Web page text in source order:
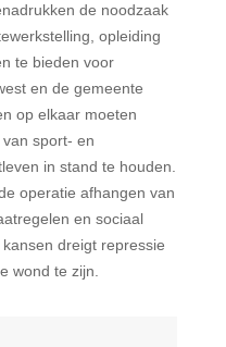
de noodzaak
opleiding
te bieden voor
en de gemeente
op elkaar moeten
sport- en
in stand te houden.
operatie afhangen van
en sociaal
dreigt repressie
wond te zijn.